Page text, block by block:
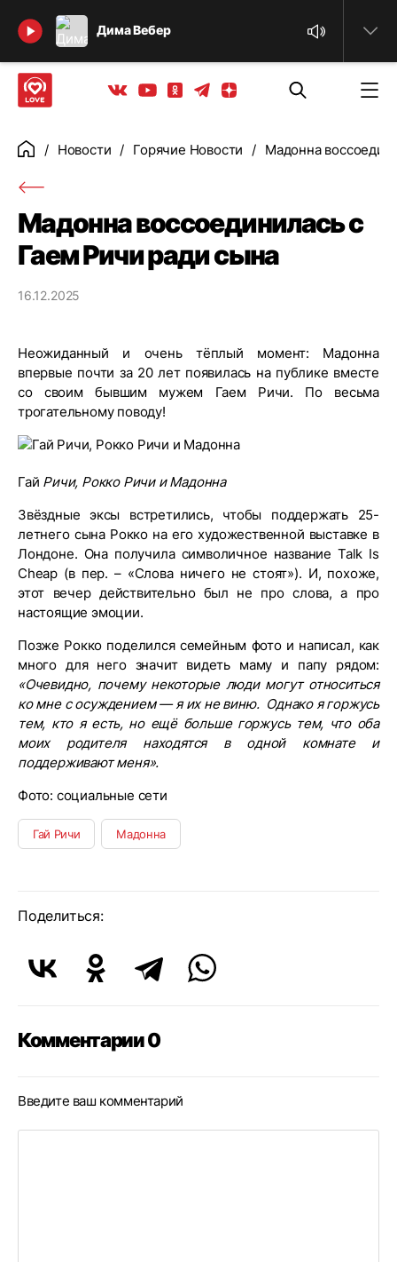
Дима Вебер
Найти
Вконтакте
YoutubeОдноклассники
ТелеграмЯндекс дзен
ГлавнаяНовости Горячие Новости Мадонна
Мадонна воссоединилась с
Гаем Ричи ради сына
16.12.2025
Неожиданный и очень тёплый момент: Мадонна
впервые почти за 20 лет появилась на публике вместе
со своим бывшим мужем Гаем Ричи. По весьма
трогательному поводу!
Гай Ричи, Рокко Ричи и Мадонна
Звёздные эксы встретились, чтобы поддержать 25-
летнего сына Рокко на его художественной выставке в
Лондоне. Она получила символичное название Talk Is
Cheap (в пер. – «Слова ничего не стоят»). И, похоже,
этот вечер действительно был не про слова, а про
настоящие эмоции.
Позже Рокко поделился семейным фото и написал, как
много для него значит видеть маму и папу рядом:
«Очевидно, почему некоторые люди могут относиться
ко мне с осуждением — я их не виню. Однако я горжусь
тем, кто я есть, но ещё больше горжусь тем, что оба
моих родителя находятся в одной комнате и
поддерживают меня».
Фото: социальные сети
Гай Ричи Мадонна
Поделиться:
Комментарии 0
Введите ваш комментарий